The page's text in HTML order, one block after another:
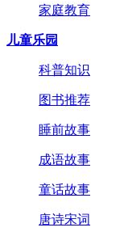
家庭教育
儿童乐园
科普知识
图书推荐
睡前故事
成语故事
童话故事
唐诗宋词